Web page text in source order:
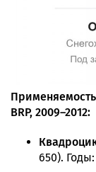
Применяемость
BRP, 2009–2012:
650). Годы: